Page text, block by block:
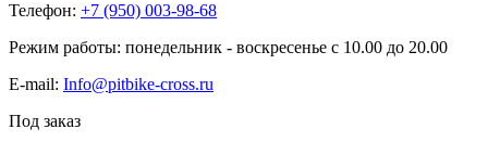
Телефон: +7 (950) 003-98-68
Режим работы: понедельник - воскресенье с 10.00 до 20.00
E-mail: Info@pitbike-cross.ru
Под заказ